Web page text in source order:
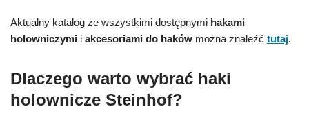
Aktualny katalog ze wszystkimi dostępnymi hakami
holowniczymi i akcesoriami do haków można znaleźć tutaj.
Dlaczego warto wybrać haki
holownicze Steinhof?